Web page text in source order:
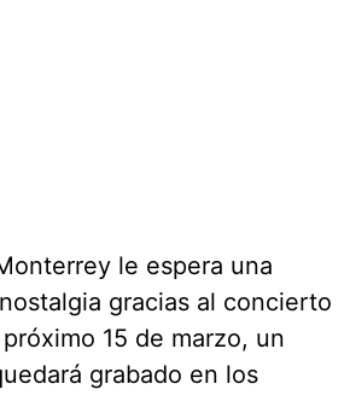
le espera una
gracias al concierto
15 de marzo, un
grabado en los